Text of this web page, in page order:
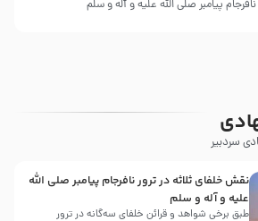
پیامبر صلی الله علیه و آله و سلم
سردبیر
نقش خلفای ثلاثه در ترور نافرجام پیامبر صلی الله
علیه و آله و سلم
طبق برخی شواهد و قرائن خلفای سه‌گانه در ترور